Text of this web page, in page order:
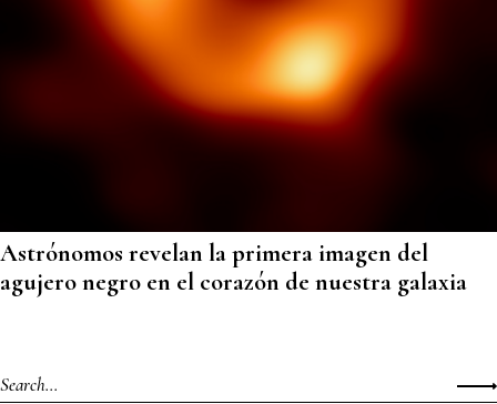
Astrónomos revelan la primera imagen del
agujero negro en el corazón de nuestra galaxia